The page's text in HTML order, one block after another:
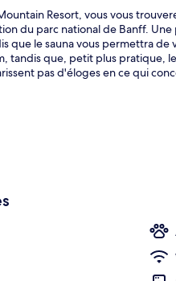
Resort, vous vous
du parc national de Banff.
que le sauna vous permettra
tandis que, petit plus
pas d'éloges en ce qui